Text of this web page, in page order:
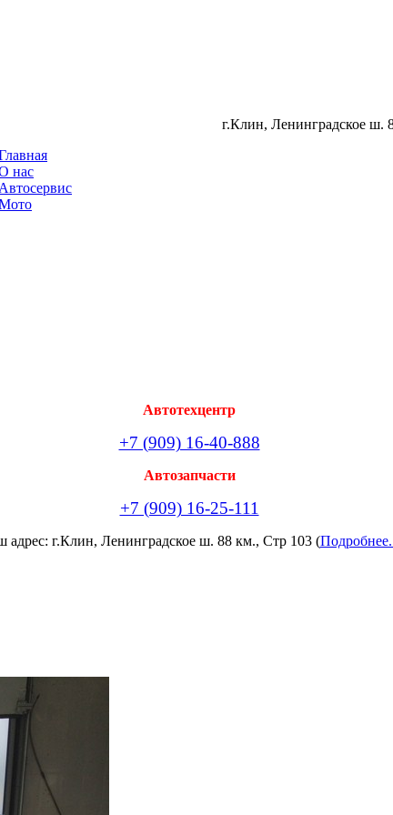
г.Клин, Ленинградское ш.
нас
Автосервис
Автотехцентр
+7 (909) 16-40-888
Автозапчасти
+7 (909) 16-25-111
адрес: г.Клин, Ленинградское ш. 88 км., Стр 103 (